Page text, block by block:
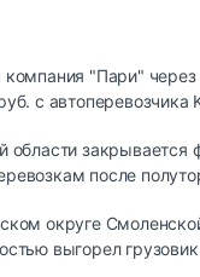
компания "Пари" через
с автоперевозчика
области закрывается
после
округе
выгорел грузовик